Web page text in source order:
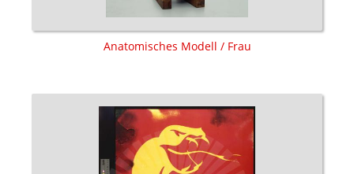
Anatomisches Modell / Frau